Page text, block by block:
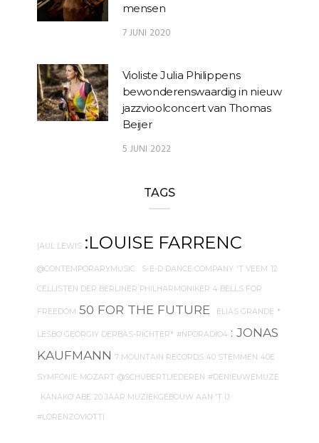
mensen
7 JUNI 2020
Violiste Julia Philippens
bewonderenswaardig in nieuw
jazzvioolconcert van Thomas
Beijer
5 JUNI 2022
TAGS
{AUL LEWIS :LOUISE FARRENC
@CONTEMPORARYMUSIC . S-E-D DANCE COMPANY 'T VEEM 12
CELLISTEN DER BERLINER PHILHARMONIKER 4 BELLS FOR
FREEDOM 50 FOR THE FUTURE . ELIAS GRANDE *
LESBO GEORGIY DERBAS-RICHTER* #NPORADIO4 : JONAS
KAUFMANN 7 MOUNTAIN RECORDS 40 STEMMEN 40E
SYMFONIE MOZART @SCHUBERTLIEDEREN #DENIEUWEMUZE
. KANAKO ABE 20 JAAR MUZIEKGEBOUW AAN 'T IJ
#LORENZOVIOTTI